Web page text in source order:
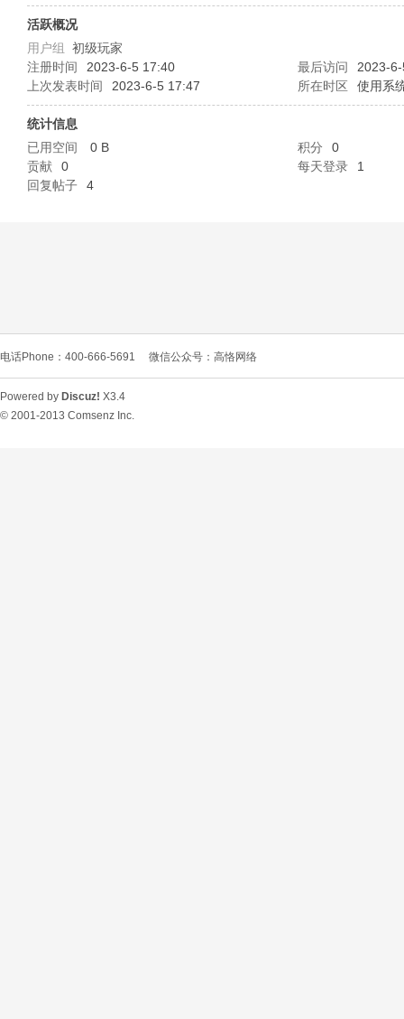
L
活跃概况
用户组 初级玩家
注册时间
2023-6-5 17:40 最后访问
2023-
上次发表时间
2023-6-5 17:47 所在时区 使用系
统计信息
已用空间
0 B 积分
0
贡献
0 每天登录
1
回复帖子
4
电话Phone：400-666-5691 微信公众号：高恪网络
Powered by Discuz! X3.4
© 2001-2013 Comsenz Inc.